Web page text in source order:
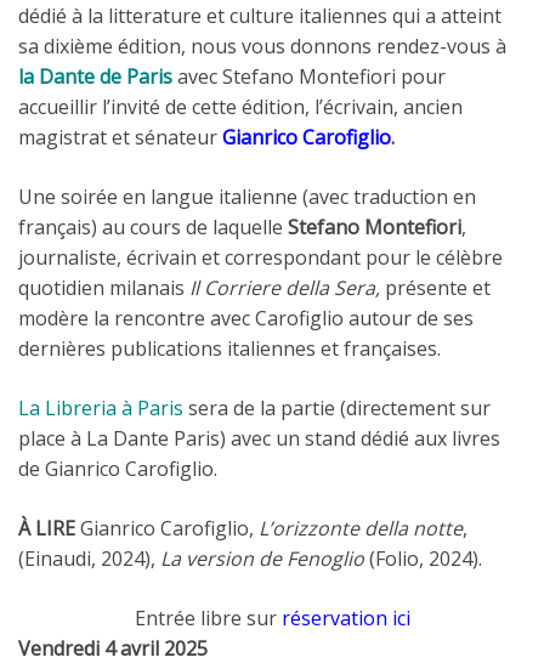
dédié à la litterature et culture italiennes qui a atteint
sa dixième édition, nous vous donnons rendez-vous à
la Dante de Parisavec Stefano Montefiori pour
accueillir l’invité de cette édition, l’écrivain, ancien
magistrat et sénateurGianrico Carofiglio.
Une soirée en langue italienne (avec traduction en
français) au cours de laquelle Stefano Montefiori,
journaliste, écrivain et correspondant pour le célèbre
quotidien milanais Il Corriere della Sera, présente et
modère la rencontre avec Carofiglio autour de ses
dernières publications italiennes et françaises.
La Libreria à Paris sera de la partie (directement sur
place à La Dante Paris) avec un stand dédié aux livres
de Gianrico Carofiglio.
À LIREGianrico Carofiglio, L’orizzonte della notte,
(Einaudi, 2024), La version de Fenoglio(Folio, 2024).
Entrée libre sur réservation ici
Vendredi 4 avril 2025